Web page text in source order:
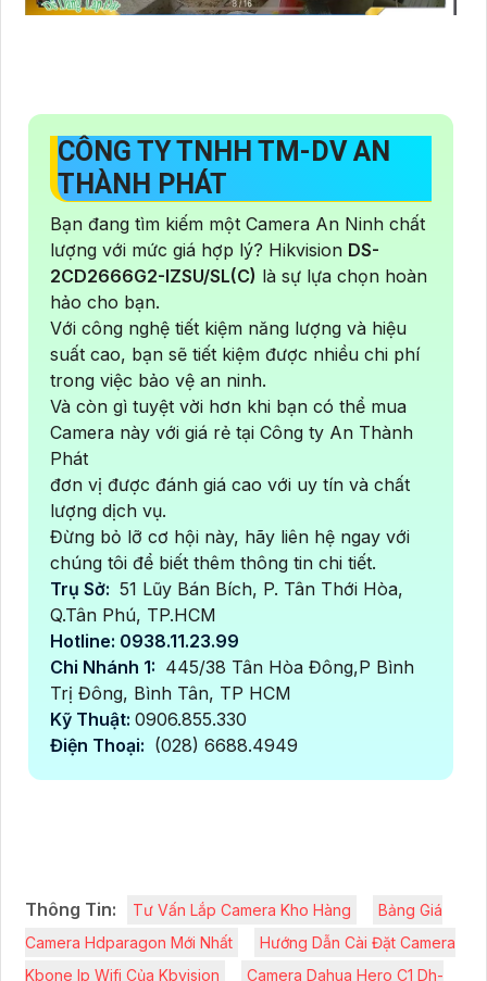
CÔNG TY TNHH TM-DV AN
THÀNH PHÁT
Bạn đang tìm kiếm một Camera An Ninh chất
lượng với mức giá hợp lý? Hikvision DS-
2CD2666G2-IZSU/SL(C) là sự lựa chọn hoàn
hảo cho bạn.
Với công nghệ tiết kiệm năng lượng và hiệu
suất cao, bạn sẽ tiết kiệm được nhiều chi phí
trong việc bảo vệ an ninh.
Và còn gì tuyệt vời hơn khi bạn có thể mua
Camera này với giá rẻ tại Công ty An Thành
Phát
đơn vị được đánh giá cao với uy tín và chất
lượng dịch vụ.
Đừng bỏ lỡ cơ hội này, hãy liên hệ ngay với
chúng tôi để biết thêm thông tin chi tiết.
Trụ Sở: 51 Lũy Bán Bích, P. Tân Thới Hòa,
Q.Tân Phú, TP.HCM
Hotline: 0938.11.23.99
Chi Nhánh 1: 445/38 Tân Hòa Đông,P Bình
Trị Đông, Bình Tân, TP HCM
Kỹ Thuật: 0906.855.330
Điện Thoại: (028) 6688.4949
Thông Tin: Tư Vấn Lắp Camera Kho Hàng
Bảng Giá
Camera Hdparagon Mới Nhất
Hướng Dẫn Cài Đặt Camera
Kbone Ip Wifi Của Kbvision
Camera Dahua Hero C1 Dh-